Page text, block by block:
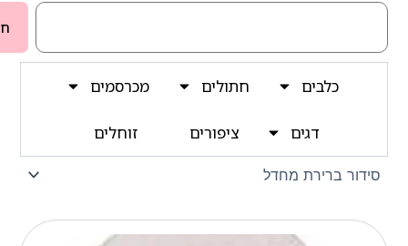
חיפוש
כלבים חתולים מכרסמים
דגים ציפורים זוחלים